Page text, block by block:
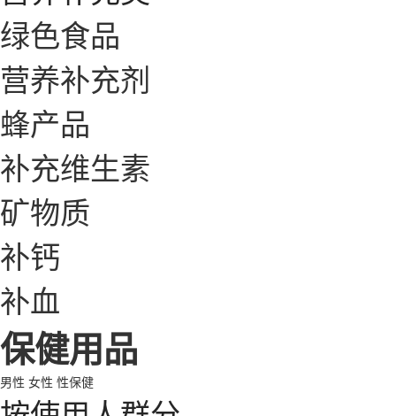
绿色食品
营养补充剂
蜂产品
补充维生素
矿物质
补钙
补血
保健用品
男性 女性 性保健